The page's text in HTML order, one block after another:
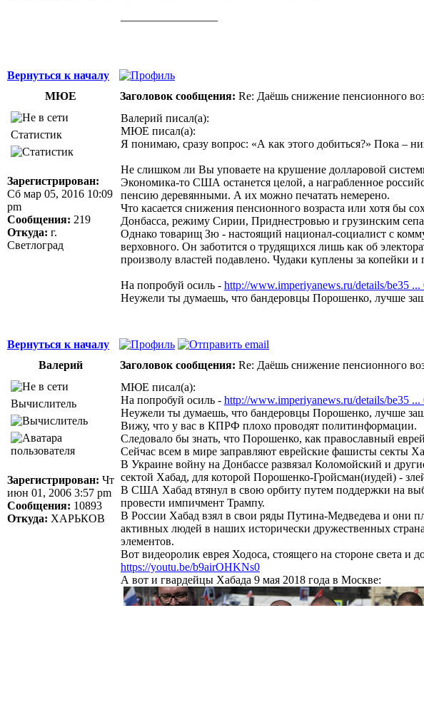
Вернуться к началу
МЮЕ
Заголовок сообщения: Re: Даёшь снижение пенсионного
Статистик
Зарегистрирован:
Сб мар 05, 2016 10:09
pm
Сообщения: 219
Откуда: г.
Светлоград
Валерий писал(а):
МЮЕ писал(а):
Я понимаю, сразу вопрос: «А как этого добиться?» Пока –
Не слишком ли Вы уповаете на крушение долларовой
Экономика-то США останется целой, а награбленное
пенсию деревянными. А их можно печатать немерено.
Что касается снижения пенсионного возраста или хотя бы
Донбасса, режиму Сирии, Приднестровью и грузинским
Однако товарищ Зю - настоящий национал-социалист с
верховного. Он заботится о трудящихся лишь как об
произволу властей подавлено. Чудаки куплены за копейки
На попробуй осиль - http://www.imperiyanews.ru/details/be35 ...
Неужели ты думаешь, что бандеровцы Порошенко, лучше
Вернуться к началу
Валерий
Заголовок сообщения: Re: Даёшь снижение пенсионного
Вычислитель
Зарегистрирован: Чт
июн 01, 2006 3:57 pm
Сообщения: 10893
Откуда: ХАРЬКОВ
МЮЕ писал(а):
На попробуй осиль - http://www.imperiyanews.ru/details/be35 ...
Неужели ты думаешь, что бандеровцы Порошенко, лучше
Вижу, что у вас в КПРФ плохо проводят политинформации.
Следовало бы знать, что Порошенко, как православный
Сейчас всем в мире заправляют еврейские фашисты секты
В Украине войну на Донбассе развязал Коломойский и
сектой Хабад, для которой Порошенко-Гройсман(иудей) -
В США Хабад втянул в свою орбиту путем поддержки на
провести импичмент Трампу.
В России Хабад взял в свои ряды Путина-Медведева и они
активных людей в наших исторически дружественных
элементов.
Вот видеоролик еврея Ходоса, стоящего на стороне света и
https://youtu.be/b9airOHKNs0
А вот и гвардейцы Хабада 9 мая 2018 года в Москве: